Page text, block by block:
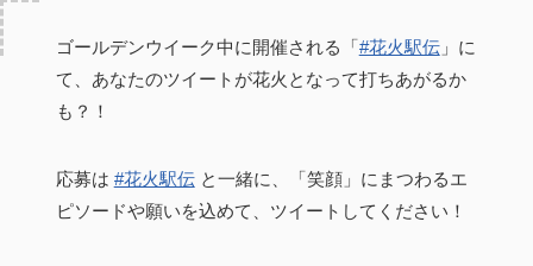
ゴールデンウイーク中に開催される「#花火駅伝」に
て、あなたのツイートが花火となって打ちあがるか
も？！
応募は #花火駅伝と一緒に、「笑顔」にまつわるエ
ピソードや願いを込めて、ツイートしてください！